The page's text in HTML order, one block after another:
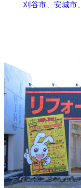
刈谷市、安城市